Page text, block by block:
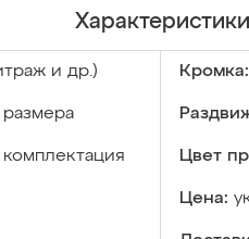
Характеристики
и др.) Кромка:
комплектация Цвет
Цена: